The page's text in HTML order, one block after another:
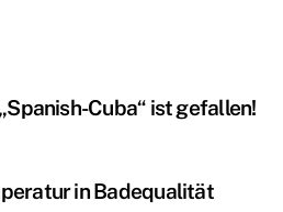
Cuba“ ist gefallen!
in Badequalität